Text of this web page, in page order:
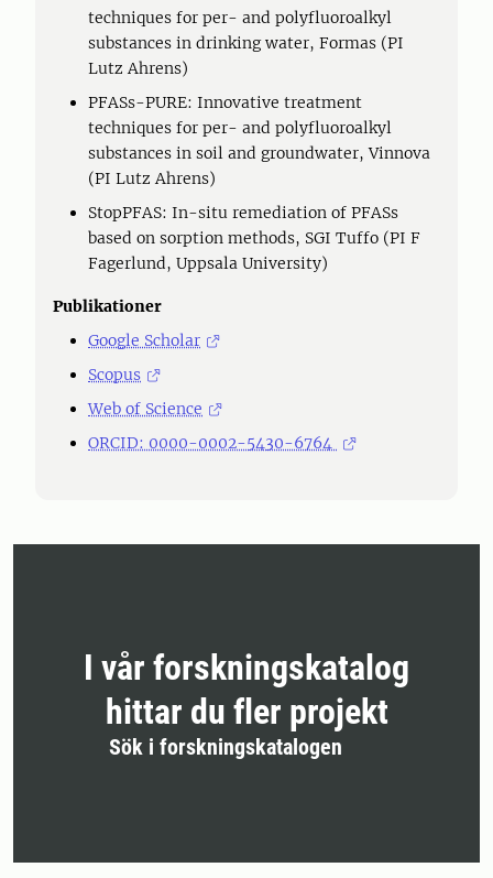
techniques for per- and polyfluoroalkyl
substances in drinking water, Formas (PI
Lutz Ahrens)
PFASs-PURE: Innovative treatment
techniques for per- and polyfluoroalkyl
substances in soil and groundwater, Vinnova
(PI Lutz Ahrens)
StopPFAS: In-situ remediation of PFASs
based on sorption methods, SGI Tuffo (PI F
Fagerlund, Uppsala University)
Publikationer
Google Scholar
Scopus
Web of Science
ORCID: 0000-0002-5430-6764
I vår forskningskatalog
hittar du fler projekt
Sök i forskningskatalogen